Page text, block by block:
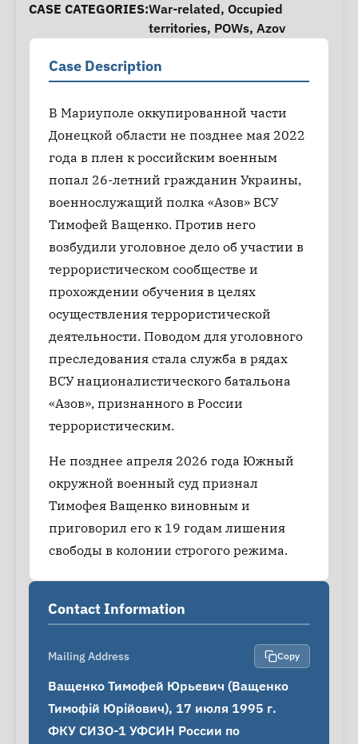
CASE CATEGORIES:War-related, Occupied
territories, POWs, Azov
Case Description
В Мариуполе оккупированной части
Донецкой области не позднее мая 2022
года в плен к российским военным
попал 26-летний гражданин Украины,
военнослужащий полка «Азов» ВСУ
Тимофей Ващенко. Против него
возбудили уголовное дело об участии в
террористическом сообществе и
прохождении обучения в целях
осуществления террористической
деятельности. Поводом для уголовного
преследования стала служба в рядах
ВСУ националистического батальона
«Азов», признанного в России
террористическим.
Не позднее апреля 2026 года Южный
окружной военный суд признал
Тимофея Ващенко виновным и
приговорил его к 19 годам лишения
свободы в колонии строгого режима.
Contact Information
Mailing Address Copy
Ващенко Тимофей Юрьевич (Ващенко
Тимофій Юрійович), 17 июля 1995 г.
ФКУ СИЗО-1 УФСИН России по